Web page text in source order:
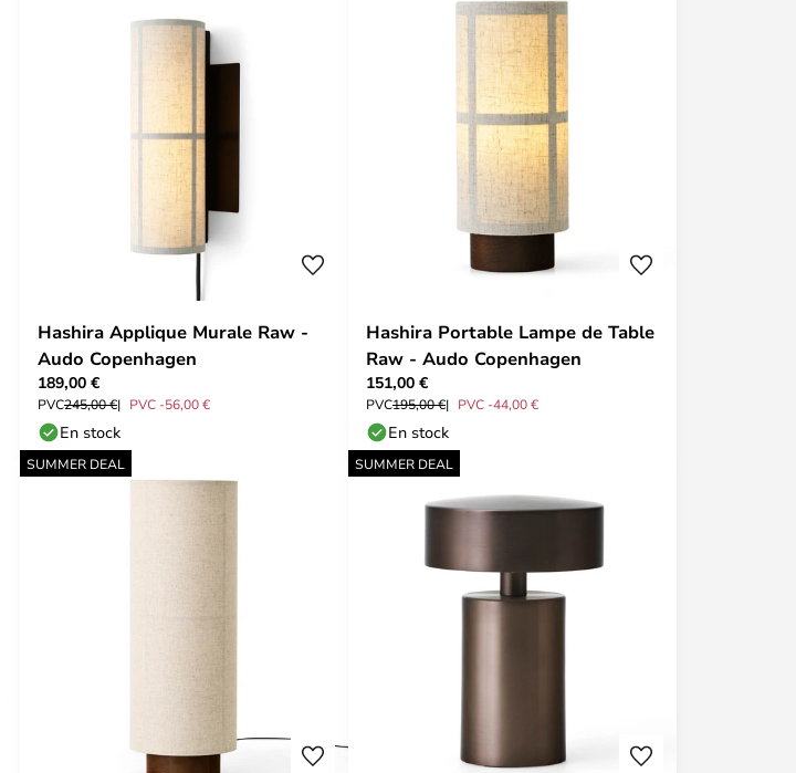
Hashira Applique Murale Raw -
Audo Copenhagen
189,00 €
PVC245,00 € PVC -56,00 €
En stock
Hashira Portable Lampe de Table
Raw - Audo Copenhagen
151,00 €
PVC195,00 € PVC -44,00 €
En stock
SUMMER DEAL SUMMER DEAL